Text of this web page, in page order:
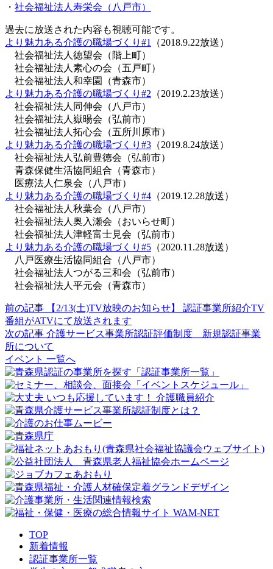
・ 社会福祉法人寿栄会（八戸市）
過去に放送された内容も視聴可能です。
より魅力ある介護の職場づくり#1
（2018.9.22放送）
社会福祉法人徳望会（階上町）
社会福祉法人素心の会（五戸町）
社会福祉法人和幸園（青森市）
より魅力ある介護の職場づくり#2 （2019.2.23放送）
社会福祉法人同伸会（八戸市）
社会福祉法人嶽暘会（弘前市）
社会福祉法人拓心会（五所川原市）
より魅力ある介護の職場づくり#3 （2019.8.24放送）
社会福祉法人弘前豊徳会（弘前市）
青森保健生活協同組合（青森市）
医療法人仁泉会（八戸市）
より魅力ある介護の職場づくり#4 （2019.12.28放送）
社会福祉法人秋葉会（八戸市）
社会福祉法人奥入瀬会（おいらせ町）
社会福祉法人津軽富士見会（弘前市）
より魅力ある介護の職場づくり#5 （2020.11.28放送）
八戸医療生活協同組合（八戸市）
社会福祉法人つがる三和会（弘前市）
社会福祉法人平元会（青森市）
前の記事 【2/13(土)TV放映のお知らせ】 認証事業所紹介TV
番組がATVにて放送されます
次の記事 介護サービス事業所認証評価制度 新規認証事業
所について
イベント 一覧へ
TOP
新着情報
認証事業所一覧